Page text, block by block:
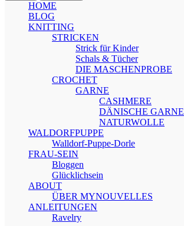
HOME
BLOG
KNITTING
STRICKEN
Strick für Kinder
Schals & Tücher
DIE MASCHENPROBE
CROCHET
GARNE
CASHMERE
DÄNISCHE GARNE
NATURWOLLE
WALDORFPUPPE
Walldorf-Puppe-Dorle
FRAU-SEIN
Bloggen
Glücklichsein
ABOUT
ÜBER MYNOUVELLES
ANLEITUNGEN
Ravelry